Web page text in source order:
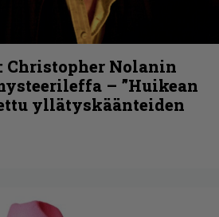
Nolanin
– ”Huikean
yllätyskäänteiden